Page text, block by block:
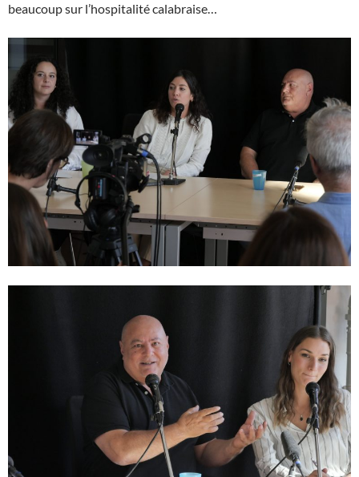
beaucoup sur l’hospitalité calabraise…